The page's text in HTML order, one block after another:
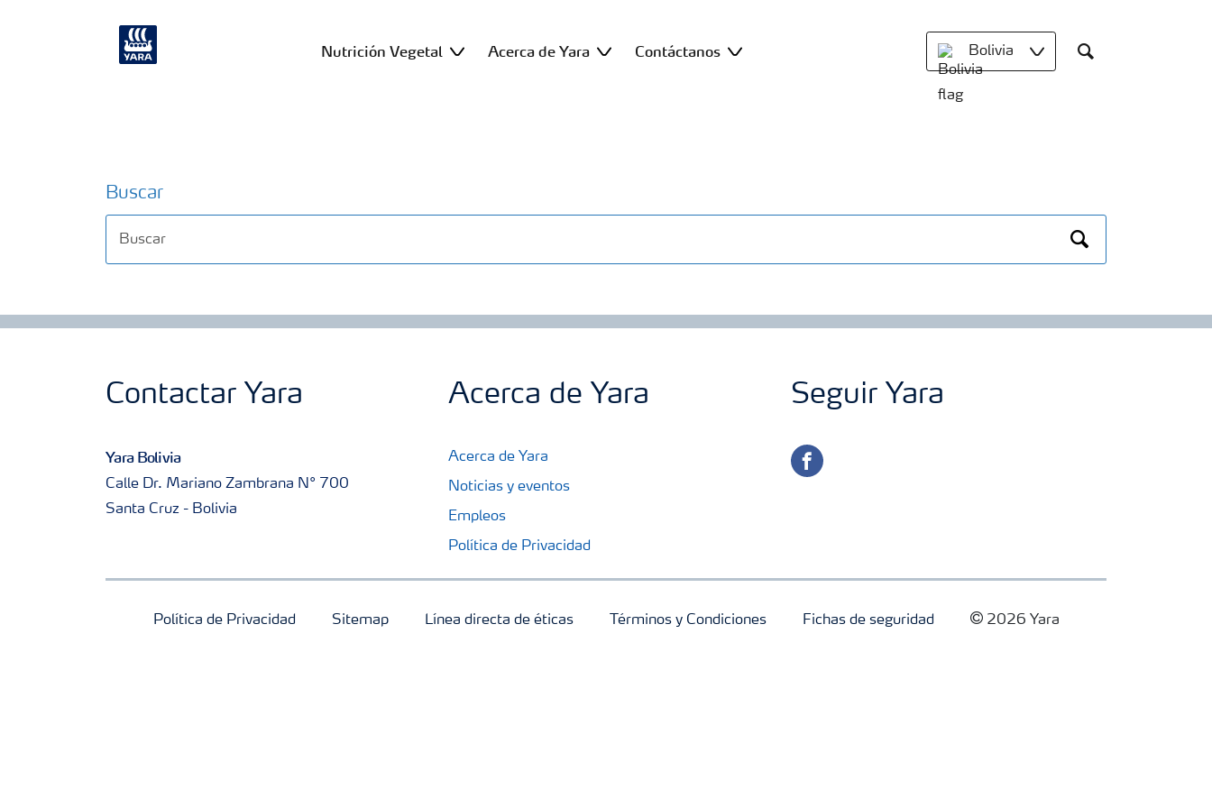
Nutrición Vegetal Acerca de Yara Contáctanos Bolivia
Search
Buscar
Contactar Yara
Yara Bolivia
Calle Dr. Mariano Zambrana N° 700
Santa Cruz - Bolivia
Acerca de Yara
Acerca de Yara
Noticias y eventos
Empleos
Política de Privacidad
Seguir Yara
facebook
Política de Privacidad Sitemap Línea directa de éticas Términos y Condiciones Fichas de seguridad 2026 Yara